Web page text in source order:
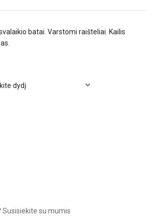
batai. Varstomi raišteliai. Kailis
Susisiekite su mumis